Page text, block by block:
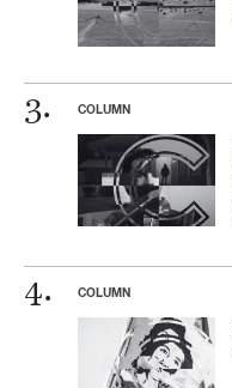
COLUMN
COLUMN